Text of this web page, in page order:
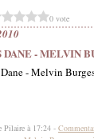
0 vote
- MELVIN
Pilaire à 17:24 -